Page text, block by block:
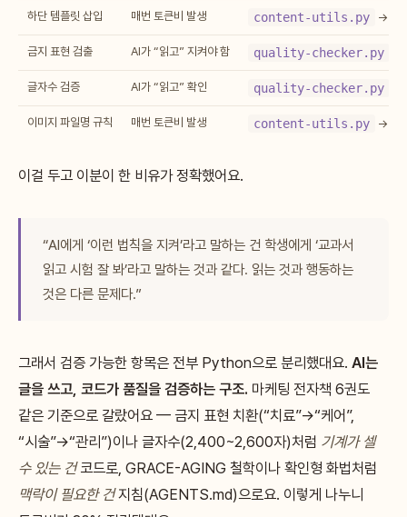
하단 템플릿 삽입 매번 토큰비 발생 content-utils.py → 0
금지 표현 검출 AI가 “읽고” 지켜야 함 quality-checker.py
글자수 검증 AI가 “읽고” 확인 quality-checker.py
이미지 파일명 규칙 매번 토큰비 발생 content-utils.py → 0
이걸 두고 이분이 한 비유가 정확했어요.
“AI에게 ‘이런 법칙을 지켜’라고 말하는 건 학생에게 ‘교과서
읽고 시험 잘 봐’라고 말하는 것과 같다. 읽는 것과 행동하는
것은 다른 문제다.”
그래서 검증 가능한 항목은 전부 Python으로 분리했대요. AI는
글을 쓰고, 코드가 품질을 검증하는 구조. 마케팅 전자책 6권도
같은 기준으로 갈랐어요 — 금지 표현 치환(“치료”→“케어”,
“시술”→“관리”)이나 글자수(2,400~2,600자)처럼 기계가 셀
수 있는 건코드로, GRACE-AGING 철학이나 확인형 화법처럼
맥락이 필요한 건지침(AGENTS.md)으로요. 이렇게 나누니